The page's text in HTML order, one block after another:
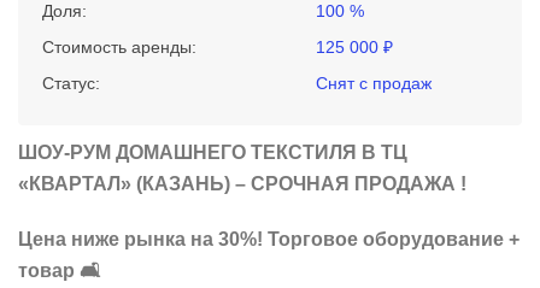
Доля:
100 %
Стоимость аренды:
125 000 ₽
Статус:
Снят с продаж
ШОУ-РУМ ДОМАШНЕГО ТЕКСТИЛЯ В ТЦ
«КВАРТАЛ» (КАЗАНЬ) – СРОЧНАЯ ПРОДАЖА !
Цена ниже рынка на 30%! Торговое оборудование +
товар 🛋️